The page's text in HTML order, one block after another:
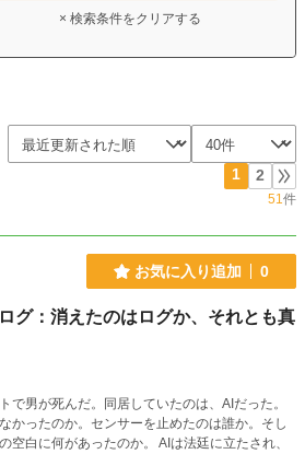
× 検索条件をクリアする
1 2
51件
お気に入り追加 0
グ：消えたのはログか、それとも真
で男が死んだ。同居していたのは、AIだった。
かったのか。センサーを止めたのは誰か。そし
空白に何があったのか。 AIは法廷に立たされ、